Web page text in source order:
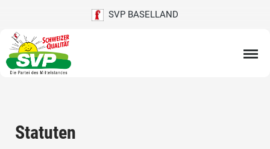
SVP BASELLAND
Statuten